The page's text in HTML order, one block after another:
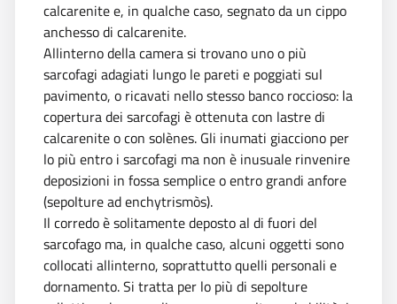
calcarenite e, in qualche caso, segnato da un cippo
anchesso di calcarenite.
Allinterno della camera si trovano uno o più
sarcofagi adagiati lungo le pareti e poggiati sul
pavimento, o ricavati nello stesso banco roccioso: la
copertura dei sarcofagi è ottenuta con lastre di
calcarenite o con solènes. Gli inumati giacciono per
lo più entro i sarcofagi ma non è inusuale rinvenire
deposizioni in fossa semplice o entro grandi anfore
(sepolture ad enchytrismòs).
Il corredo è solitamente deposto al di fuori del
sarcofago ma, in qualche caso, alcuni oggetti sono
collocati allinterno, soprattutto quelli personali e
dornamento. Si tratta per lo più di sepolture